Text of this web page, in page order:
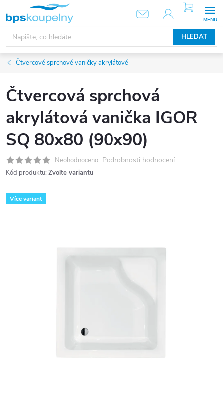
obsah
HLEDAT
NÁKUPNÍ
KOŠÍK
Čtvercové sprchové vaničky akrylátové
Čtvercová sprchová
akrylátová vanička IGOR
SQ 80x80 (90x90)
Neohodnoceno Podrobnosti hodnocení
Kód produktu: Zvolte variantu
Více variant